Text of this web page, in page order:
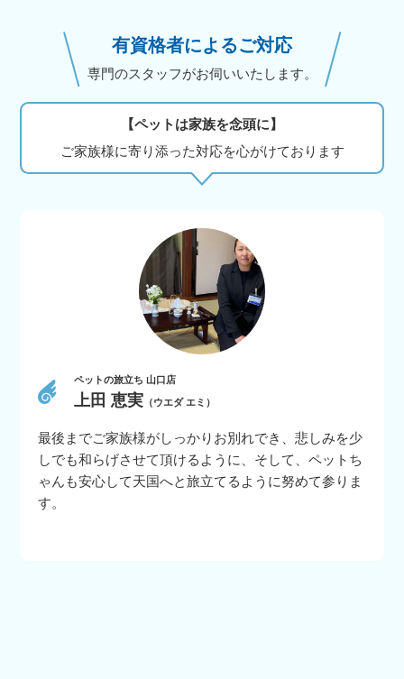
有資格者によるご対応
専門のスタッフがお伺いいたします。
【ペットは家族を念頭に】
ご家族様に寄り添った対応を心がけております
ペットの旅立ち 山口店
上田 恵実 （ウエダ エミ）
最後までご家族様がしっかりお別れでき、悲しみを少
しでも和らげさせて頂けるように、そして、ペットち
ゃんも安心して天国へと旅立てるように努めて参りま
す。